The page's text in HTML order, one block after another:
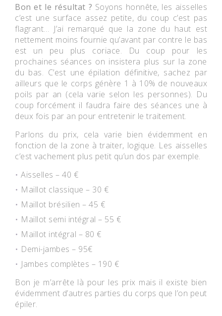
Bon et le résultat ? Soyons honnête, les aisselles
c’est une surface assez petite, du coup c’est pas
flagrant… J’ai remarqué que la zone du haut est
nettement moins fournie qu’avant par contre le bas
est un peu plus coriace. Du coup pour les
prochaines séances on insistera plus sur la zone
du bas. C’est une épilation définitive, sachez par
ailleurs que le corps génère 1 à 10% de nouveaux
poils par an (cela varie selon les personnes). Du
coup forcément il faudra faire des séances une à
deux fois par an pour entretenir le traitement.
Parlons du prix, cela varie bien évidemment en
fonction de la zone à traiter, logique. Les aisselles
c’est vachement plus petit qu’un dos par exemple.
Aisselles – 40 €
Maillot classique – 30 €
Maillot brésilien – 45 €
Maillot semi intégral – 55 €
Maillot intégral – 80 €
Demi-jambes – 95€
Jambes complètes – 190 €
Bon je m’arrête là pour les prix mais il existe bien
évidemment d’autres parties du corps que l’on peut
épiler.